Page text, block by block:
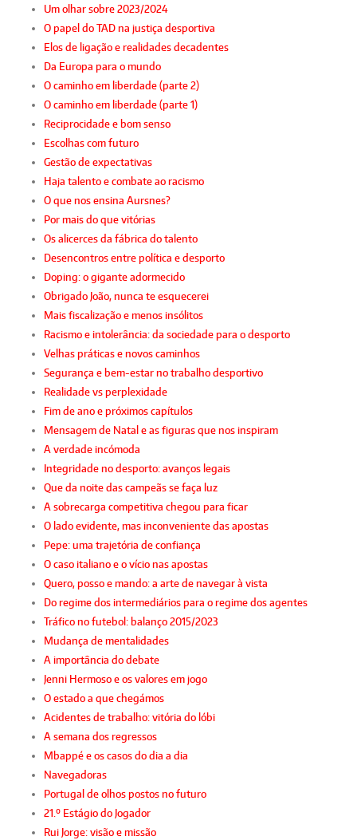
Um olhar sobre 2023/2024
O papel do TAD na justiça desportiva
Elos de ligação e realidades decadentes
Da Europa para o mundo
O caminho em liberdade (parte 2)
O caminho em liberdade (parte 1)
Reciprocidade e bom senso
Escolhas com futuro
Gestão de expectativas
Haja talento e combate ao racismo
O que nos ensina Aursnes?
Por mais do que vitórias
Os alicerces da fábrica do talento
Desencontros entre política e desporto
Doping: o gigante adormecido
Obrigado João, nunca te esquecerei
Mais fiscalização e menos insólitos
Racismo e intolerância: da sociedade para o desporto
Velhas práticas e novos caminhos
Segurança e bem-estar no trabalho desportivo
Realidade vs perplexidade
Fim de ano e próximos capítulos
Mensagem de Natal e as figuras que nos inspiram
A verdade incómoda
Integridade no desporto: avanços legais
Que da noite das campeãs se faça luz
A sobrecarga competitiva chegou para ficar
O lado evidente, mas inconveniente das apostas
Pepe: uma trajetória de confiança
O caso italiano e o vício nas apostas
Quero, posso e mando: a arte de navegar à vista
Do regime dos intermediários para o regime dos agentes
Tráfico no futebol: balanço 2015/2023
Mudança de mentalidades
A importância do debate
Jenni Hermoso e os valores em jogo
O estado a que chegámos
Acidentes de trabalho: vitória do lóbi
A semana dos regressos
Mbappé e os casos do dia a dia
Navegadoras
Portugal de olhos postos no futuro
21.º Estágio do Jogador
Rui Jorge: visão e missão